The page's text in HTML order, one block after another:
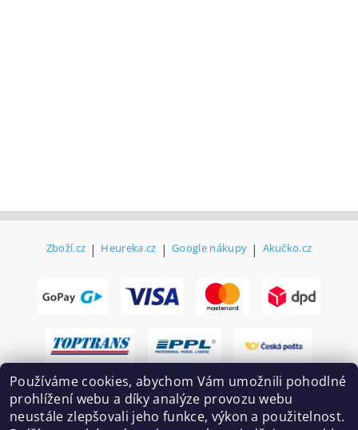
Zboží.cz | Heureka.cz | Google nákupy | Akučko.cz
Používáme cookies, abychom Vám umožnili pohodlné
prohlížení webu a díky analýze provozu webu
neustále zlepšovali jeho funkce, výkon a použitelnost.